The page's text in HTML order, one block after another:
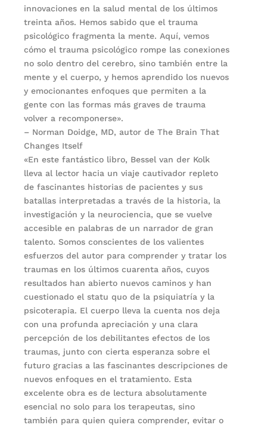
innovaciones en la salud mental de los últimos
treinta años. Hemos sabido que el trauma
psicológico fragmenta la mente. Aquí, vemos
cómo el trauma psicológico rompe las conexiones
no solo dentro del cerebro, sino también entre la
mente y el cuerpo, y hemos aprendido los nuevos
y emocionantes enfoques que permiten a la
gente con las formas más graves de trauma
volver a recomponerse».
– Norman Doidge, MD, autor de The Brain That
Changes Itself
«En este fantástico libro, Bessel van der Kolk
lleva al lector hacia un viaje cautivador repleto
de fascinantes historias de pacientes y sus
batallas interpretadas a través de la historia, la
investigación y la neurociencia, que se vuelve
accesible en palabras de un narrador de gran
talento. Somos conscientes de los valientes
esfuerzos del autor para comprender y tratar los
traumas en los últimos cuarenta años, cuyos
resultados han abierto nuevos caminos y han
cuestionado el statu quo de la psiquiatría y la
psicoterapia. El cuerpo lleva la cuenta nos deja
con una profunda apreciación y una clara
percepción de los debilitantes efectos de los
traumas, junto con cierta esperanza sobre el
futuro gracias a las fascinantes descripciones de
nuevos enfoques en el tratamiento. Esta
excelente obra es de lectura absolutamente
esencial no solo para los terapeutas, sino
también para quien quiera comprender, evitar o